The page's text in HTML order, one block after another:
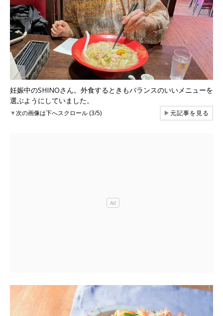
妊娠中のSHINOさん。外食するときもバランスのいいメニューを
選ぶようにしていました。
▼次の画像は下へスクロール (3/5) ▶元記事を見る